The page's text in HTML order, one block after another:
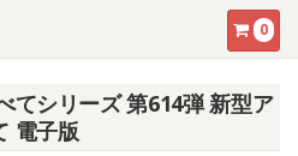
0
てシリーズ 第614弾 新型ア
電子版